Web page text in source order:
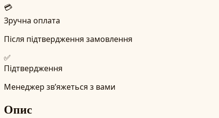
💳
Зручна оплата
Після підтвердження замовлення
✅
Підтвердження
Менеджер зв’яжеться з вами
Опис